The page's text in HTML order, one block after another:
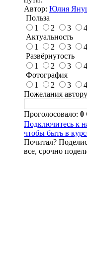
Автор: Юлия
Польза
1
2 3 4
Актуальность
1
2 3 4
Развёрнутость
1
2 3 4
Фотография
1
2 3 4
Пожелания автору
Проголосовало: 0
Подключитесь к
чтобы быть в
Почитал?
все, срочно